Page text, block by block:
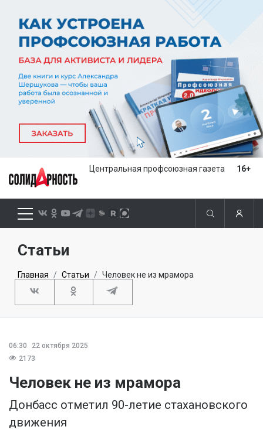
Центральная профсоюзная газета 16+
Статьи
Главная Статьи Человек не из мрамора
06:30
22 октября 2025
2173
Человек не из мрамора
Донбасс отметил 90-летие стахановского
движения